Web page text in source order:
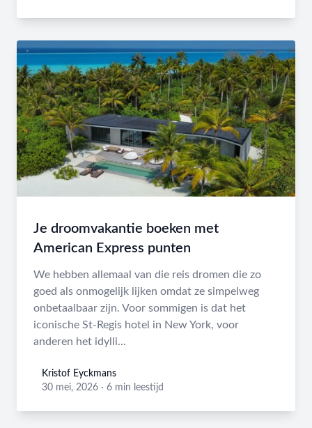
Je droomvakantie boeken met
American Express punten
We hebben allemaal van die reis dromen die zo
goed als onmogelijk lijken omdat ze simpelweg
onbetaalbaar zijn. Voor sommigen is dat het
iconische St-Regis hotel in New York, voor
anderen het idylli...
Kristof Eyckmans
Kristof Eyckmans
30 mei, 2026 · 6 min leestijd